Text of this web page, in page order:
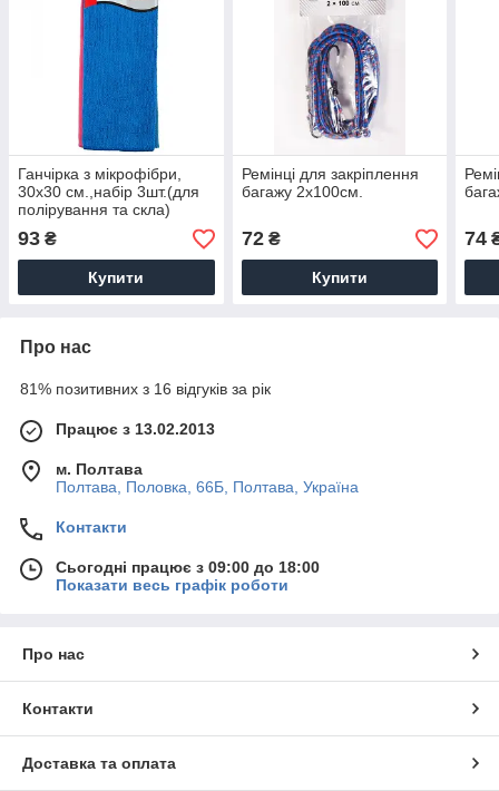
Ганчірка з мікрофібри,
30x30 см.,набір 3шт.(для
полірування та скла)
(80шт/ящ)
93 ₴
Купити
Ремінці для закріплення
багажу 2x100см.
72₴
Купити
74
Про нас
81% позитивних з 16 відгуків за рік
Працює з 13.02.2013
м. Полтава
Полтава, Половка, 66Б, Полтава, Україна
Контакти
Сьогодні працює з 09:00 до 18:00
Показати весь графік роботи
Про нас
Контакти
Доставка та оплата